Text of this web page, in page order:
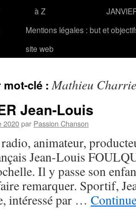
à Z
Mentions légales : but et
site web
mot-clé :Mathieu
Jean-Louis
2020par Passion Chanson
animateur,
Jean-Louis
Il y passe son
remarquer. Sportif,
intéressé par …